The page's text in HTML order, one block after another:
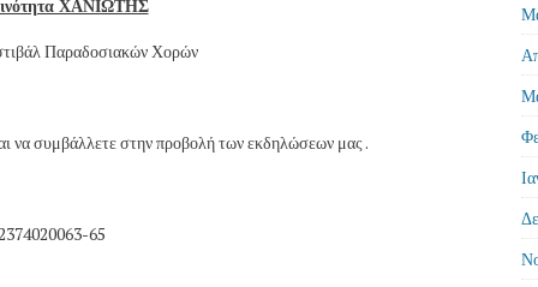
ΧΑΝΙΩΤΗΣ
Παραδοσιακών Χορών
να συμβάλλετε στην προβολή των εκδηλώσεων μας .
65